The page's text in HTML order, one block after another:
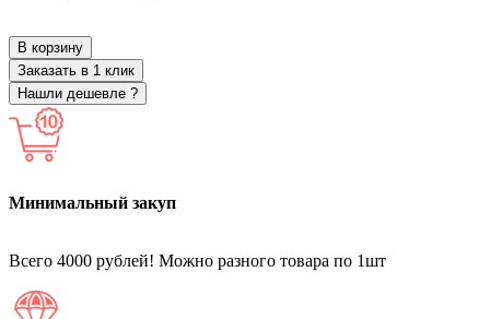
В корзину
Заказать в 1 клик
Нашли дешевле ?
Минимальный закуп
Всего 4000 рублей! Можно разного товара по 1шт